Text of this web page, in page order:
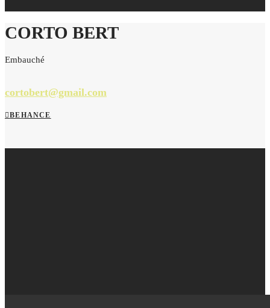
CORTO BERT
Embauché
cortobert@gmail.com
BEHANCE